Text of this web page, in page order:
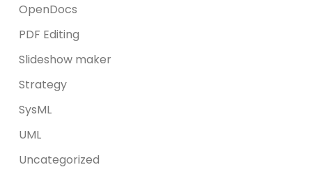
OpenDocs
PDF Editing
Slideshow maker
Strategy
SysML
UML
Uncategorized